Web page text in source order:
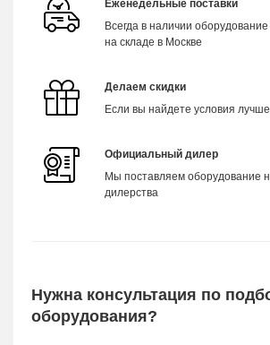
Еженедельные поставки
Всегда в наличии оборудование
на складе в Москве
Делаем скидки
Если вы найдете условия
Официальный дилер
Мы поставляем оборудование
дилерства
Нужна консультация по
оборудования?